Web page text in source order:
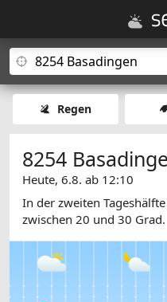
Regen
8254
Heute, 6.8. ab 12:10
In der zweiten
zwischen 20 und 30 Grad.